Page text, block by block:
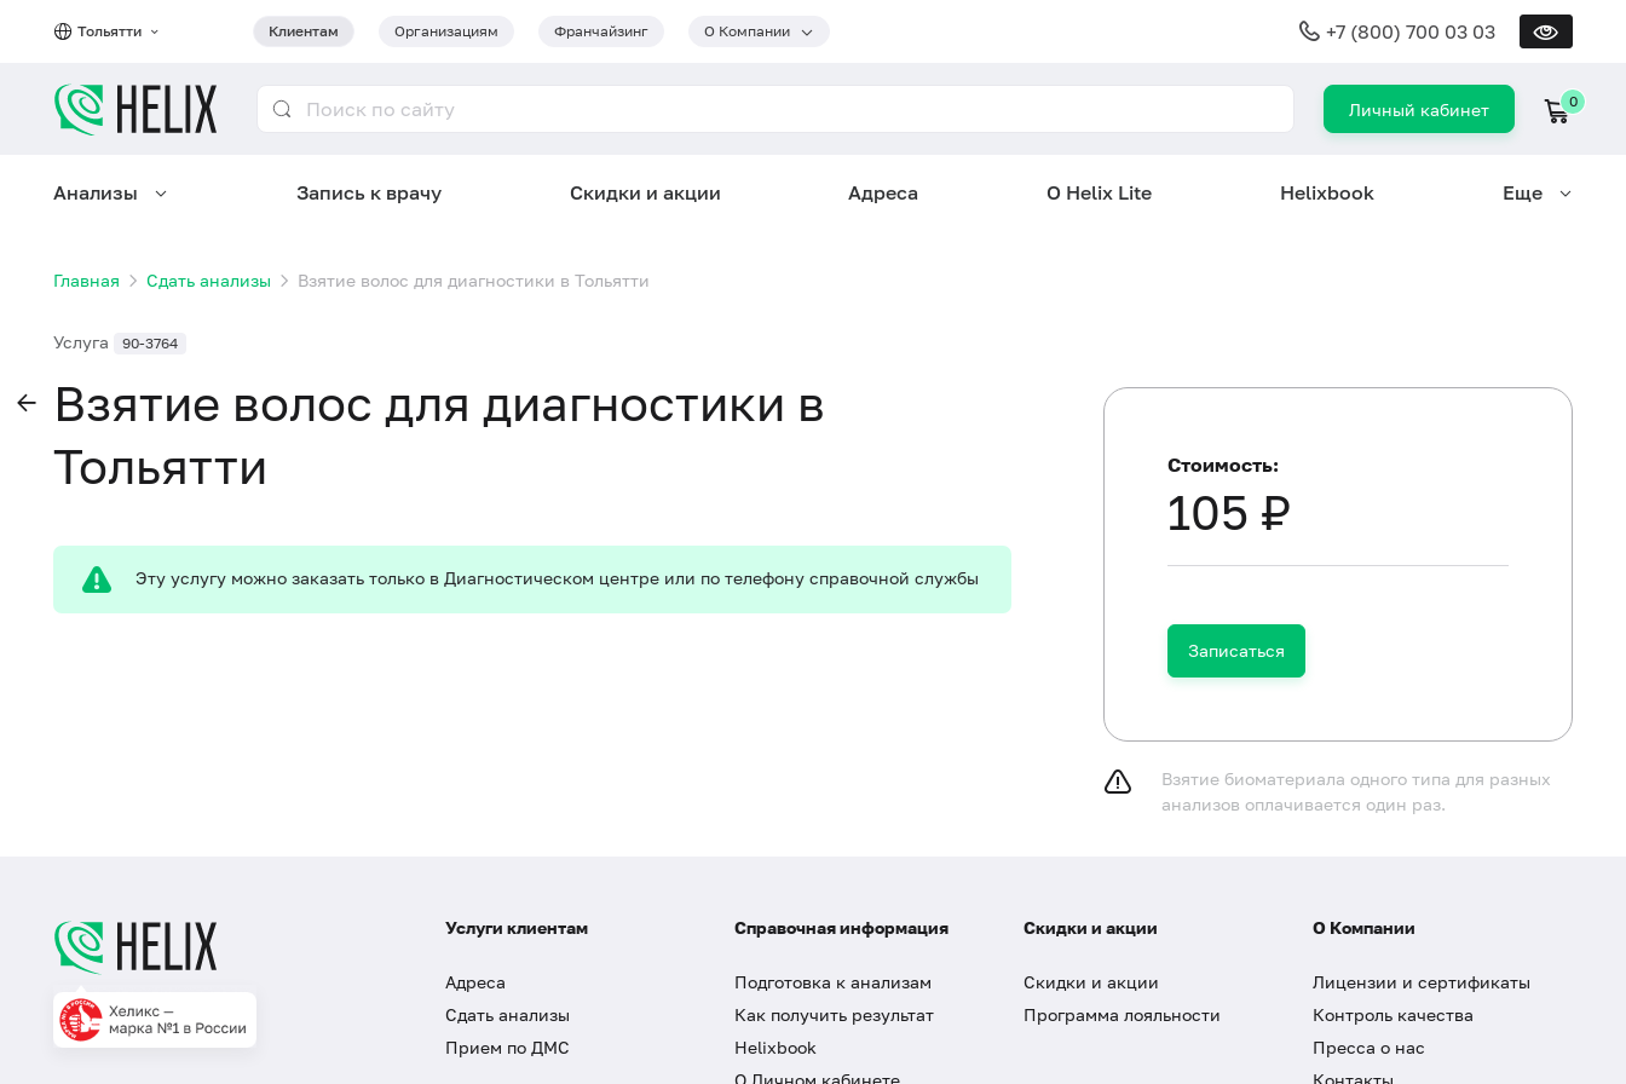
Тольятти Клиентам Организациям Франчайзинг О Компании +7 (800) 700 03 03
Личный кабинет 0
Анализы Запись к врачу Скидки и акции Адреса О Helix Lite Helixbook Еще
Главная Сдать анализы Взятие волос для диагностики в Тольятти
Услуга 90-3764
Взятие волос для диагностики в
Тольятти
Эту услугу можно заказать только в Диагностическом центре или по телефону справочной службы
Стоимость:
105 ₽
Записаться
Взятие биоматериала одного типа для разных
анализов оплачивается один раз.
Услуги клиентам
Адреса
Сдать анализы
Прием по ДМС
Справочная информация
Подготовка к анализам
Как получить результат
Helixbook
О Личном кабинете
Скидки и акции
Скидки и акции
Программа лояльности
О Компании
Лицензии и сертификаты
Контроль качества
Пресса о нас
Контакты